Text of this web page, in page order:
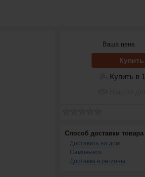
Ваша цена
Купить
Купить в
Способ доставки товара
Доставить на дом
Самовывоз
Доставка в регионы